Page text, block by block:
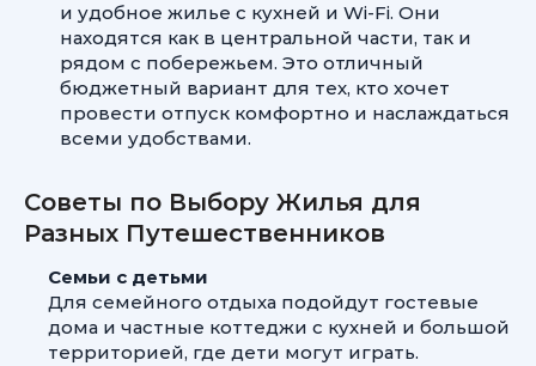
и удобное жилье с кухней и Wi-Fi. Они
находятся как в центральной части, так и
рядом с побережьем. Это отличный
бюджетный вариант для тех, кто хочет
провести отпуск комфортно и наслаждаться
всеми удобствами.
Советы по Выбору Жилья для
Разных Путешественников
Семьи с детьми
Для семейного отдыха подойдут гостевые
дома и частные коттеджи с кухней и большой
территорией, где дети могут играть.